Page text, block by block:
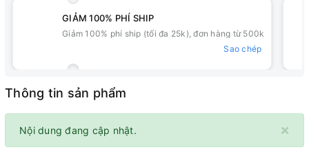
GIẢM 100% PHÍ SHIP
Giảm 100% phí ship (tối đa 25k), đơn hàng từ 500k
Sao chép
Thông tin sản phẩm
×
Nội dung đang cập nhật.